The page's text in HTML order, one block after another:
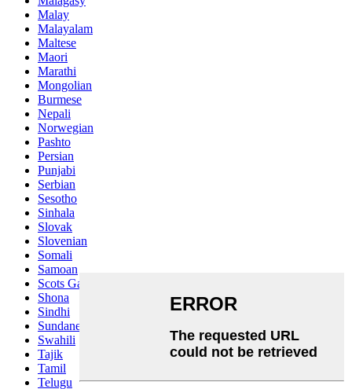
Malay
Malayalam
Maltese
Maori
Marathi
Mongolian
Burmese
Nepali
Norwegian
Pashto
Persian
Punjabi
Serbian
Sesotho
Sinhala
Slovak
Slovenian
Somali
Samoan
Scots Gaelic
Shona
Sindhi
Sundanese
Swahili
Tajik
Tamil
Telugu